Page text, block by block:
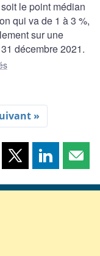
le point médian
qui va de 1 à 3 %,
sur une
décembre 2021.
»
Partager
page
Partager
page page